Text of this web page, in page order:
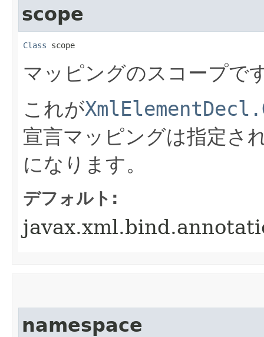
scope
Class scope
マッピングのスコープで
これが
宣言マッピングは指定さ
になります。
デフォルト:
namespace